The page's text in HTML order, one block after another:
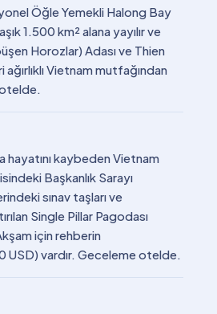
Öğle Yemekli Halong Bay
1.500 km² alana yayılır ve
Horozlar) Adası ve Thien
Vietnam mutfağından
hayatını kaybeden Vietnam
Başkanlık Sarayı
sınav taşları ve
Single Pillar Pagodası
için rehberin
USD) vardır. Geceleme otelde.